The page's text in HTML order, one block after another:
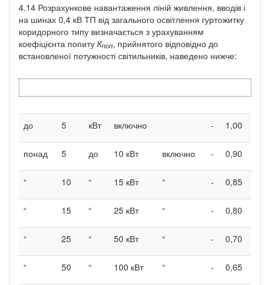
4.14 Розрахункове навантаження ліній живлення, вводів і
на шинах 0,4 кВ ТП від загального освітлення гуртожитку
коридорного типу визначається з урахуванням
коефіцієнта попиту Кпоп, прийнятого відповідно до
встановленої потужності світильників, наведено нижче:
до 5 кВт включно - 1,00
понад 5 до 10 кВт включно - 0,90
“ 10 “ 15 кВт “ - 0,85
“ 15 “ 25 кВт “ - 0,80
“ 25 “ 50 кВт “ - 0,70
“ 50 “ 100 кВт “ - 0,65